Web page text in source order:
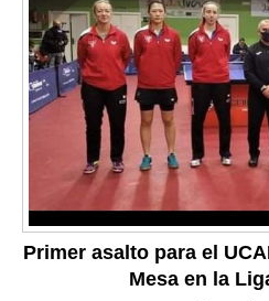
Primer asalto para el
Mesa en la